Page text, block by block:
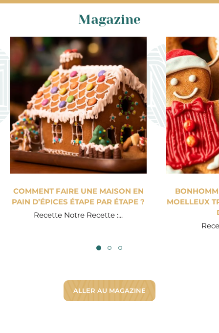
Magazine
COMMENT FAIRE UNE MAISON EN
PAIN D’ÉPICES ÉTAPE PAR ÉTAPE ?
Recette Notre Recette :...
MOELLEUX
ALLER AU MAGAZINE